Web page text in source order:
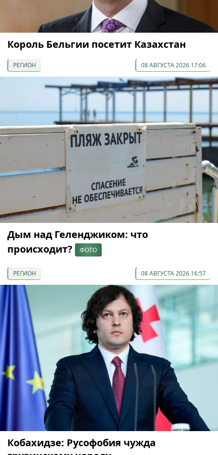
Король Бельгии посетит Казахстан
РЕГИОН 08 АВГУСТА 2026 17:06
Дым над Геленджиком: что
происходит?
ФОТО
РЕГИОН 08 АВГУСТА 2026 16:57
Кобахидзе: Русофобия чужда